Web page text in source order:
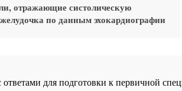
отражающие систолическую
по данным эхокардиографии
ответами для подготовки к первичной